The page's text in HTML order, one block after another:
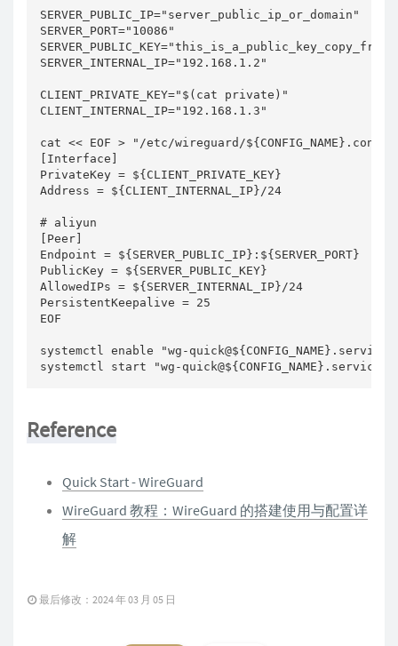
SERVER_PUBLIC_IP="server_public_ip_or_domain"
SERVER_PORT="10086"
SERVER_INTERNAL_IP="192.168.1.2"
CLIENT_PRIVATE_KEY="$(cat private)"
CLIENT_INTERNAL_IP="192.168.1.3"
cat << EOF > "/etc/wireguard/${CONFIG_NAME}.conf"
[Interface]
PrivateKey = ${CLIENT_PRIVATE_KEY}
Address = ${CLIENT_INTERNAL_IP}/24
# aliyun
[Peer]
Endpoint = ${SERVER_PUBLIC_IP}:${SERVER_PORT}
PublicKey = ${SERVER_PUBLIC_KEY}
AllowedIPs = ${SERVER_INTERNAL_IP}/24
PersistentKeepalive = 25
EOF
systemctl enable "wg-quick@${CONFIG_NAME}.service"
systemctl start "wg-quick@${CONFIG_NAME}.service"
Reference
Quick Start - WireGuard
WireGuard 教程：WireGuard 的搭建使用与配置详
解
最后修改：2024 年 03 月 05 日